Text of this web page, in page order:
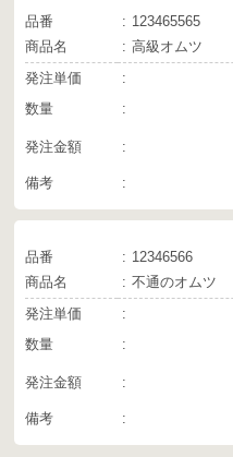
品番
123465565
商品名
高級オムツ
発注単価
数量
発注金額
備考
品番
12346566
商品名
不通のオムツ
発注単価
数量
発注金額
備考